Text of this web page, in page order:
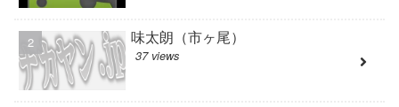
味太朗（市ヶ尾）
37 views